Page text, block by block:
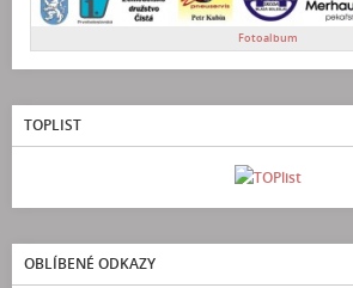
Fotoalbum
TOPLIST
OBLÍBENÉ ODKAZY